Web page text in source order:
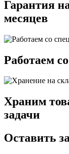
Гарантия
месяцев
Работаем
Храним
задачи
Оставить